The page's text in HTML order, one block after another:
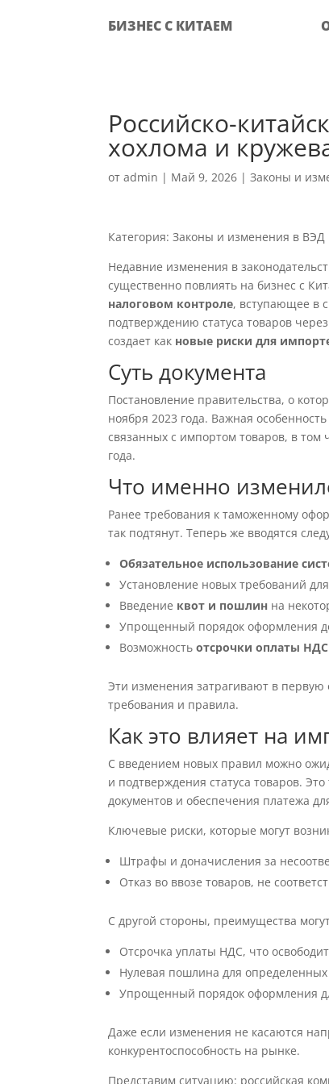
БИЗНЕС С КИТАЕМ
Российско-
хохлома и
отadmin | Май 9, 2026 |Законы и
Категория: Законы и изменения в ВЭД
Недавние изменения в
существенно повлиять на бизнес с
налоговом контроле, вступающее в
подтверждению статуса товаров
создает как новые риски для
Суть документа
Постановление правительства, о
ноября 2023 года. Важная
связанных с импортом товаров, в том
года.
Что именно
Ранее требования к таможенному
так подтянут. Теперь же вводятся
Обязательное использование
Установление новых требований
Введение квот и пошлин на
Упрощенный порядок оформления
Возможностьотсрочки оплаты НДС
Эти изменения затрагивают в
требования и правила.
Как это влияет на
С введением новых правил можно
и подтверждения статуса товаров.
документов и обеспечения платежа
Ключевые риски, которые могут
Штрафы и доначисления за
Отказ во ввозе товаров, не
С другой стороны, преимущества
Отсрочка уплаты НДС, что
Нулевая пошлина для определенных
Упрощенный порядок оформления
Даже если изменения не касаются
конкурентоспособность на рынке.
Представим ситуацию: российская